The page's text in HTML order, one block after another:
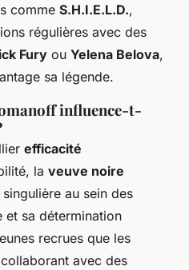
comme S.H.I.E.L.D.,
régulières avec des
Fury ou Yelena Belova,
sa légende.
influence-t-
efficacité
la veuve noire
au sein des
et sa détermination
recrues que les
avec des